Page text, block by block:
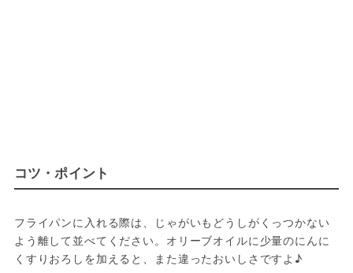
コツ・ポイント
フライパンに入れる際は、じゃがいもどうしがくっつかない
よう離して並べてください。オリーブオイルに少量のにんに
くすりおろしを加えると、また違ったおいしさですよ♪